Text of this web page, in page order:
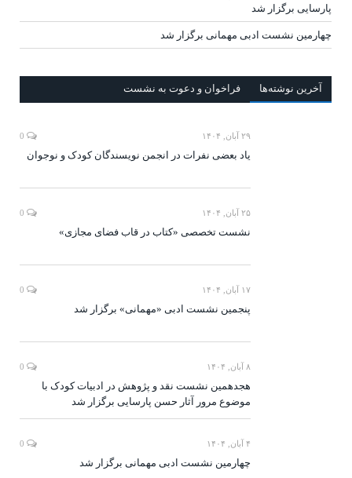
پارسایی برگزار شد
چهارمین نشست ادبی مهمانی برگزار شد
آخرين‌ نوشته‌ها فراخوان و دعوت به نشست
۲۹ آبان, ۱۴۰۴
یاد بعضی نفرات در انجمن نویسندگان کودک و نوجوان
۲۵ آبان, ۱۴۰۴
نشست تخصصی «کتاب در قاب فضای مجازی»
۱۷ آبان, ۱۴۰۴
پنجمین نشست ادبی «مهمانی» برگزار شد
۸ آبان, ۱۴۰۴
هجدهمین نشست نقد و پژوهش در ادبیات کودک با
موضوع مرور آثار حسن پارسایی برگزار شد
۴ آبان, ۱۴۰۴
چهارمین نشست ادبی مهمانی برگزار شد